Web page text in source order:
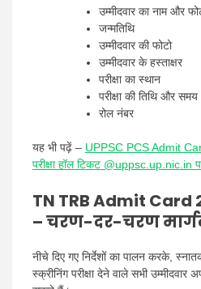
उम्मीदवार का नाम और
जन्मतिथि
उम्मीदवार की फोटो
उम्मीदवार के हस्ताक्षर
परीक्षा का स्थान
परीक्षा की तिथि और समय
रोल नंबर
यह भी पढ़ें – UPPSC PCS Admit
परीक्षा हॉल टिकट @uppsc.up.nic.in
TN TRB Admit Card
– चरण-दर-चरण
नीचे दिए गए निर्देशों का पालन करके,
स्क्रीनिंग परीक्षा देने वाले सभी